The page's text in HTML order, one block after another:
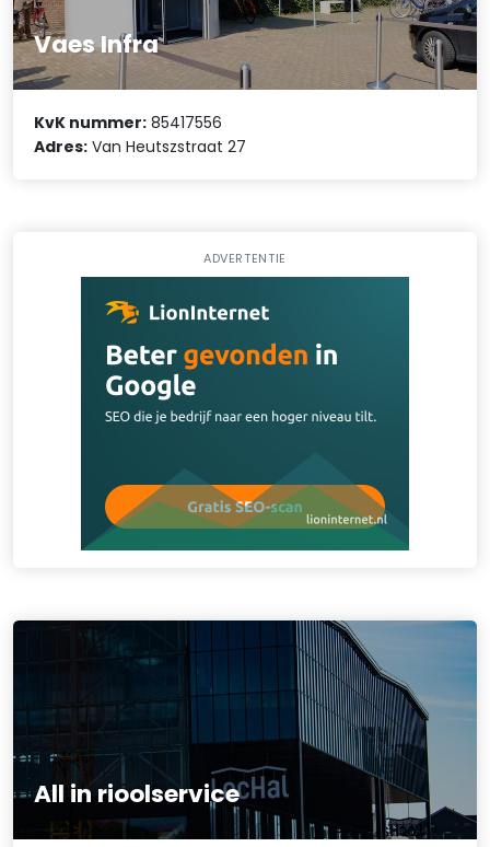
Vaes Infra
KvK nummer: 85417556
Adres: Van Heutszstraat 27
ADVERTENTIE
All in rioolservice